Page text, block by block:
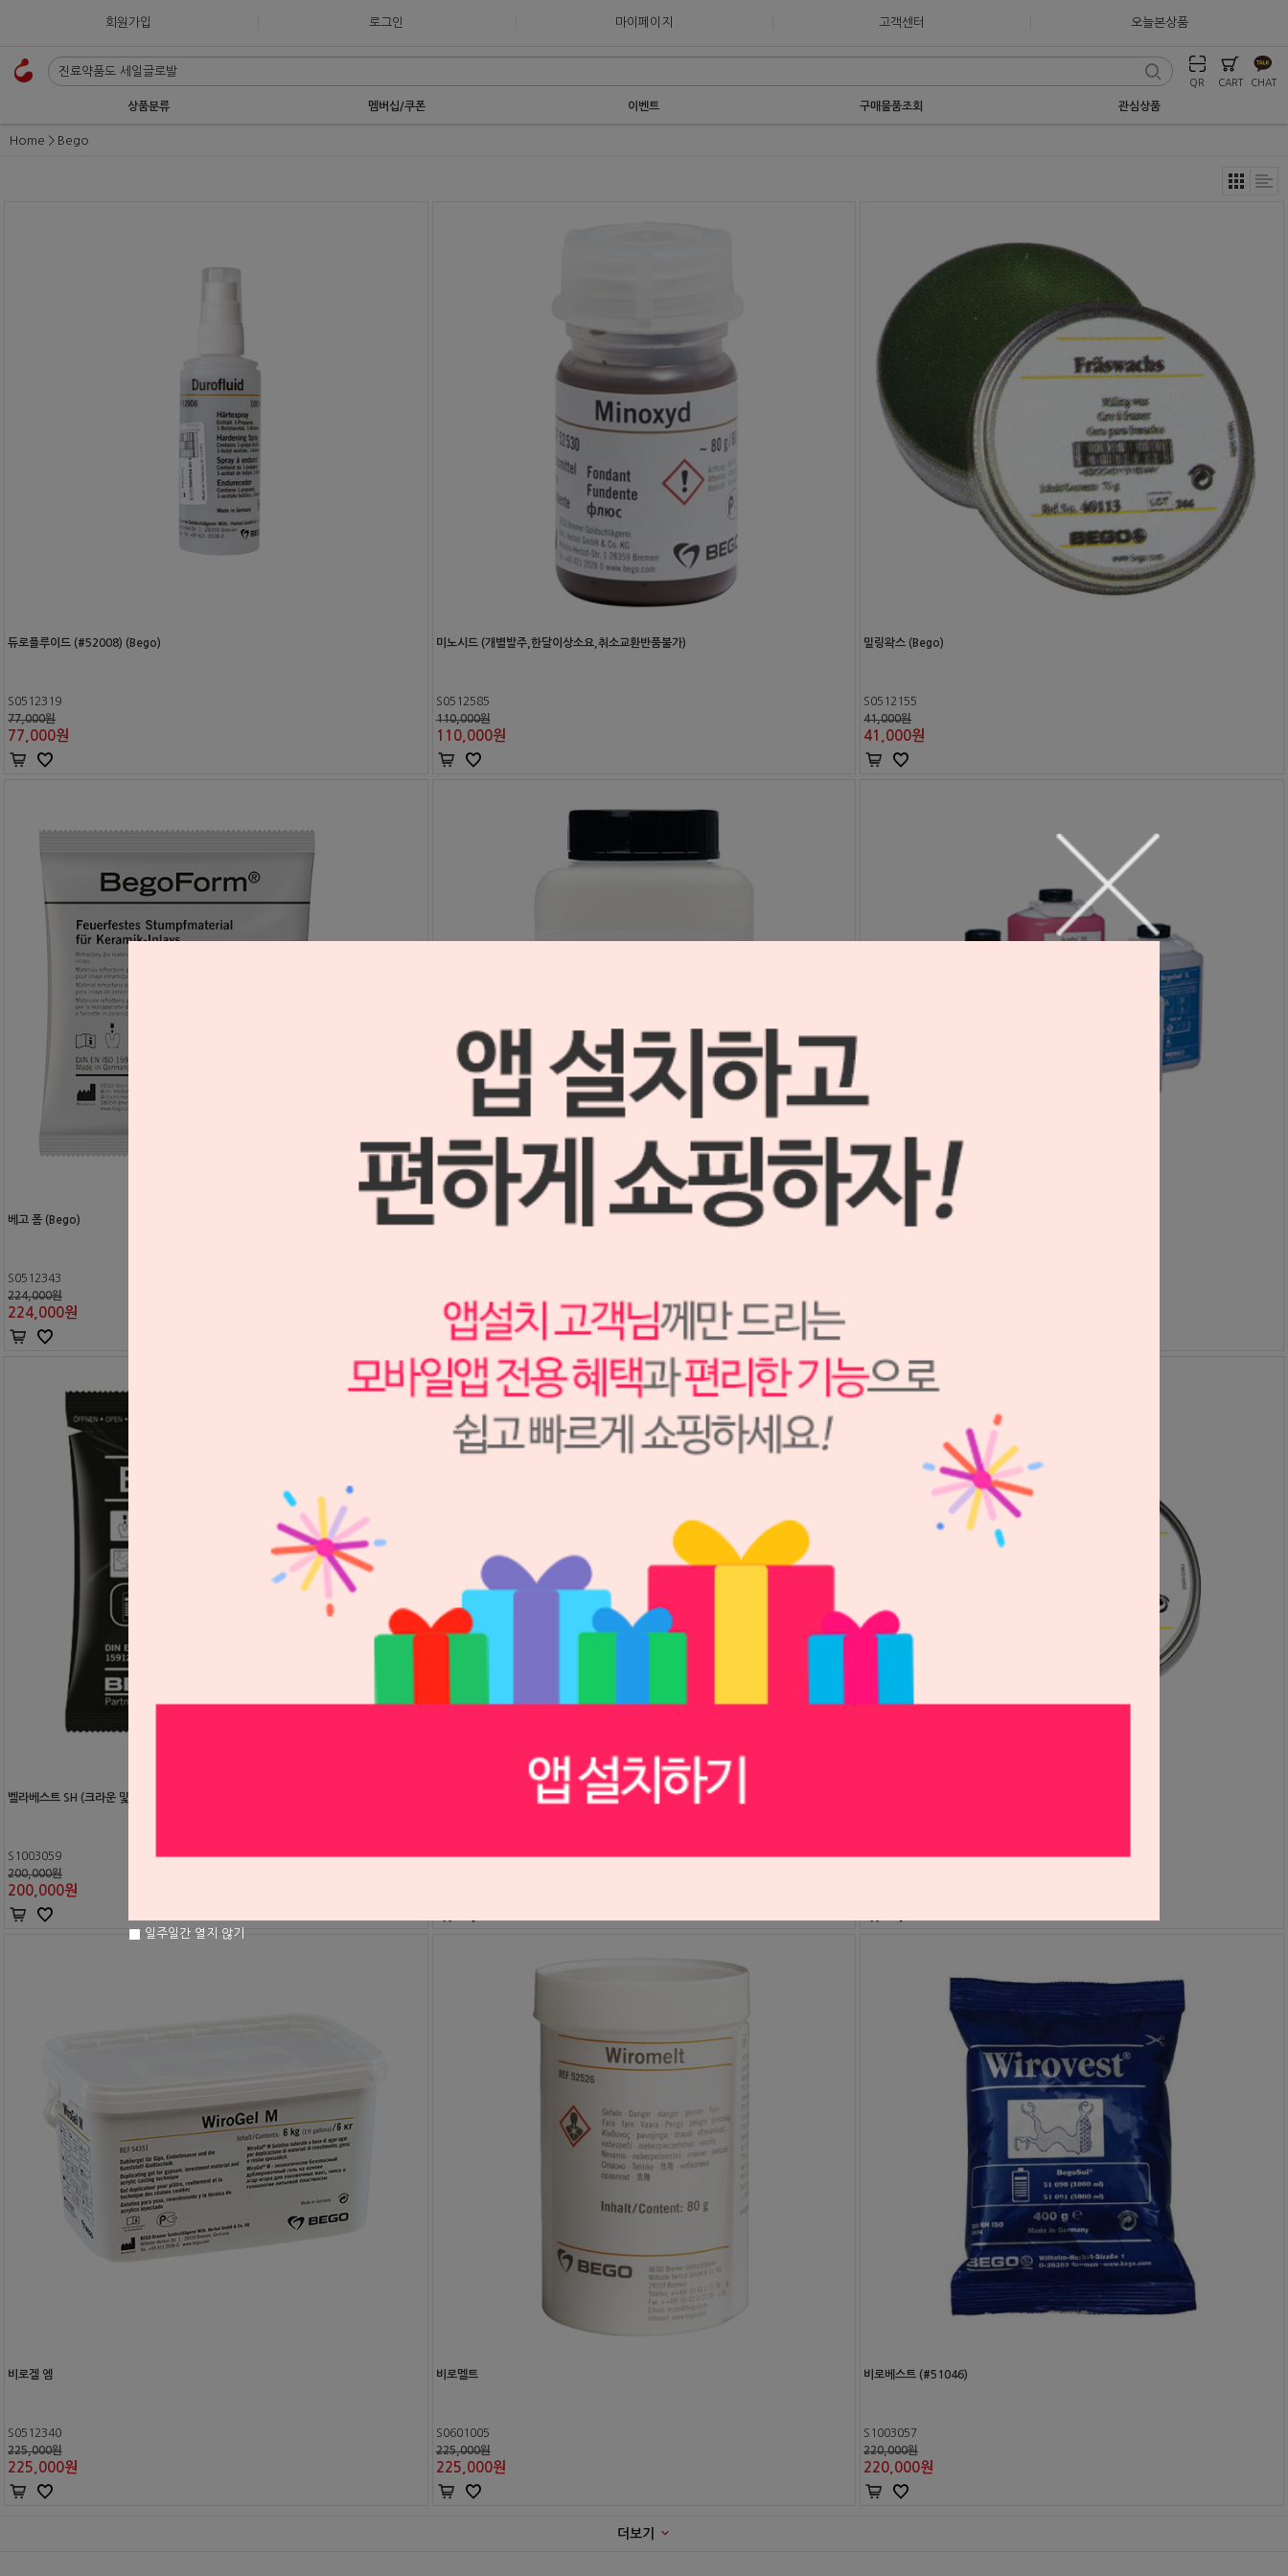
회원가입 로그인 마이페이지 고객센터 오늘본상품
QR CART CHAT
상품분류 멤버십/쿠폰 이벤트 구매물품조회 관심상품
Home Bego
듀로플루이드 (#52008) (Bego)
S0512319
77,000원
77,000원
미노시드 (개별발주,한달이상소요,취소교환반품불가)
S0512585
110,000원
110,000원
밀링왁스 (Bego)
S0512155
41,000원
41,000원
베고 폼 (Bego)
S0512343
224,000원
224,000원 38,000원
베고졸 (매몰재 리퀴드)
벨라베스트 SH (크라운 및 브릿지용 매몰재)
S1003059
200,000원
200,000원
벨라본드 플러스 (포세라인 메탈)
S1001055
S0512169
비로겔 엠
S0512340
225,000원
225,000원
비로멜트
S0601005
225,000원
225,000원
비로베스트 (#51046)
S1003057
220,000원
220,000원
더보기
일주일간 열지 않기